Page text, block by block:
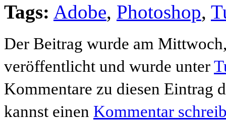
Tags: Adobe, Photoshop,
Der Beitrag wurde am
veröffentlicht und wurde unter
Kommentare zu diesen Eintrag
kannst einen Kommentar